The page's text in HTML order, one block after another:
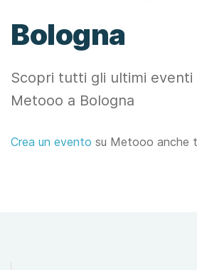
Bologna
Scopri tutti gli ultimi eventi
Metooo a Bologna
Crea un evento su Metooo anche